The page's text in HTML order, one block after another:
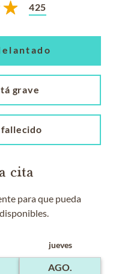
425
grave
cita
para que pueda
jueves
AGO.